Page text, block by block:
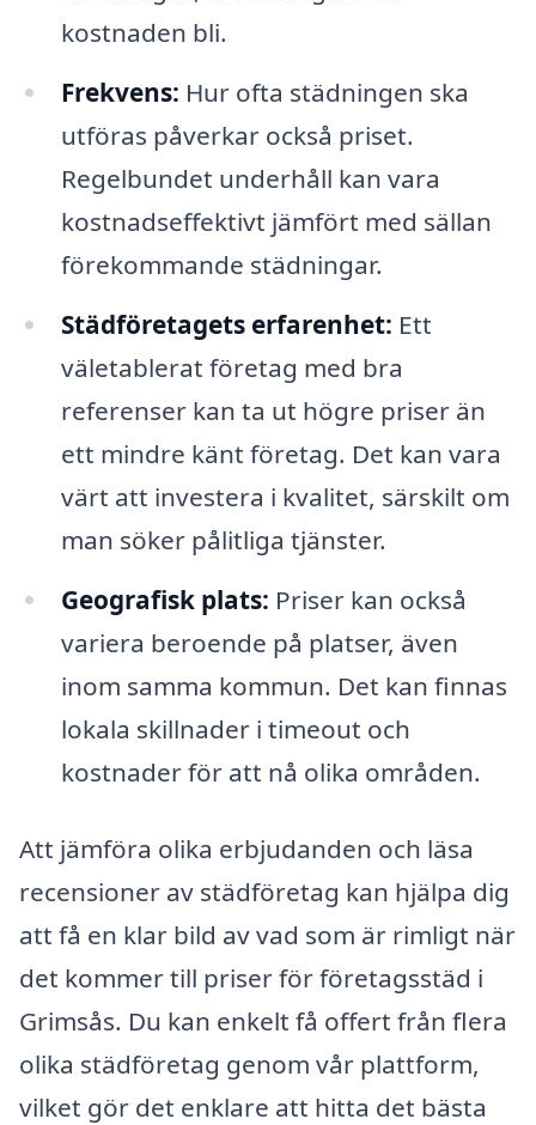
kostnaden bli.
Frekvens: Hur ofta städningen ska
utföras påverkar också priset.
Regelbundet underhåll kan vara
kostnadseffektivt jämfört med sällan
förekommande städningar.
Städföretagets erfarenhet: Ett
väletablerat företag med bra
referenser kan ta ut högre priser än
ett mindre känt företag. Det kan vara
värt att investera i kvalitet, särskilt om
man söker pålitliga tjänster.
Geografisk plats: Priser kan också
variera beroende på platser, även
inom samma kommun. Det kan finnas
lokala skillnader i timeout och
kostnader för att nå olika områden.
Att jämföra olika erbjudanden och läsa
recensioner av städföretag kan hjälpa dig
att få en klar bild av vad som är rimligt när
det kommer till priser för företagsstäd i
Grimsås. Du kan enkelt få offert från flera
olika städföretag genom vår plattform,
vilket gör det enklare att hitta det bästa